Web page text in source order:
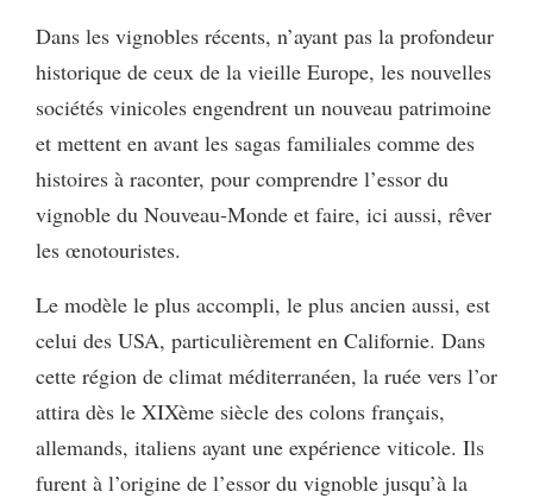
Dans les vignobles récents, n’ayant pas la profondeur
historique de ceux de la vieille Europe, les nouvelles
sociétés vinicoles engendrent un nouveau patrimoine
et mettent en avant les sagas familiales comme des
histoires à raconter, pour comprendre l’essor du
vignoble du Nouveau-Monde et faire, ici aussi, rêver
les œnotouristes.
Le modèle le plus accompli, le plus ancien aussi, est
celui des USA, particulièrement en Californie. Dans
cette région de climat méditerranéen, la ruée vers l’or
attira dès le XIXème siècle des colons français,
allemands, italiens ayant une expérience viticole. Ils
furent à l’origine de l’essor du vignoble jusqu’à la